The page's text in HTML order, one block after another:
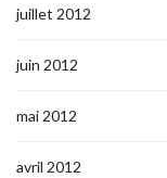
juillet 2012
juin 2012
mai 2012
avril 2012